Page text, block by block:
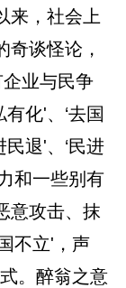
来，社会上
奇谈怪论，
企业与民争
化'、‘去国
民退'、‘民进
和一些别有
意攻击、抹
不立'，声
。醉翁之意